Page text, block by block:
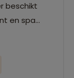
beschikt
en spa